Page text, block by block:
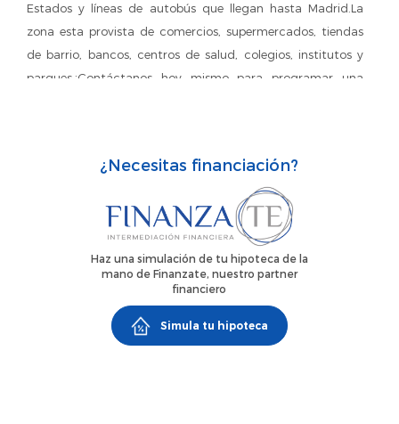
Estados y líneas de autobús que llegan hasta Madrid.La
zona esta provista de comercios, supermercados, tiendas
de barrio, bancos, centros de salud, colegios, institutos y
parques.¡Contáctanos hoy mismo para programar una
¿Necesitas financiación?
Haz una simulación de tu hipoteca de la
mano de Finanzate, nuestro partner
financiero
Simula tu hipoteca